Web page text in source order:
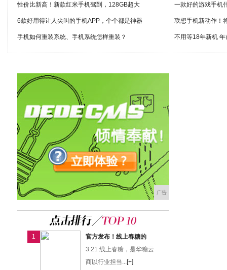
性价比新高！新款红米手机驾到，128GB超大 一款好的游戏手机
6款好用得让人尖叫的手机APP，个个都是神器 联想手机新动作！
手机如何重装系统、手机系统怎样重装？ 不用等18年新机
广告
1
官方发布！线上春糖的
3.21 线上春糖，是华糖云
商以行业担当...[+]